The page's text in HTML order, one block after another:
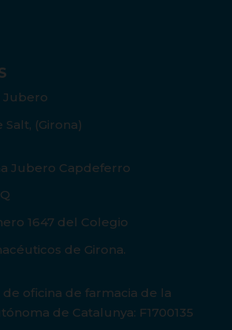
Jubero
Salt, (Girona)
Jubero Capdeferro
1647 del Colegio
de Girona.
oficina de farmacia de la
de Catalunya: F1700135